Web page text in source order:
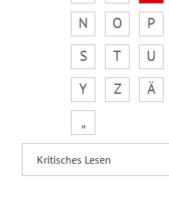
N
O P
S
T U
Y
Z Ä
„